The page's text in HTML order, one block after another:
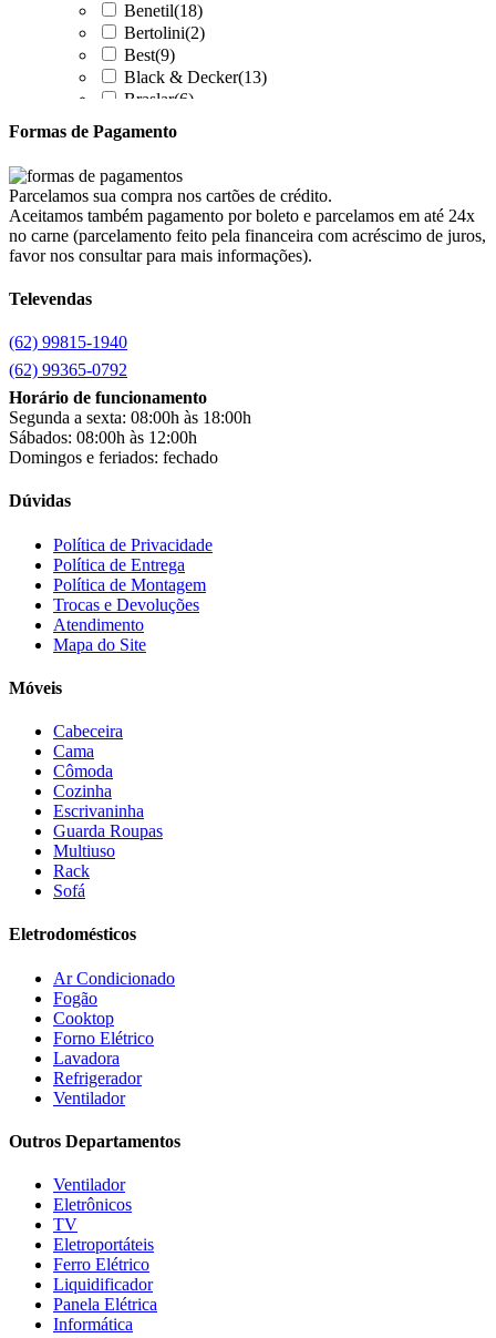
Benetil(18)
Bertolini(2)
Best(9)
Black & Decker(13)
Braslar(6)
Britânia
Cairu(7)
Canaã Moveis (0)
Canaã Móveis(2)
Carioca Móveis(8)
Clarice
clock
Colibri
Colli(53)
Colormaq(43)
Companhia do Estofado
Cotherm(2)
D' Doro Móveis
Dako(23)
Demóbile(13)
Dômina
Doripel
Estofados solar
Fischer
Giga
Gree(3)
Henn
Hisense
Hot Sat
HP
JB BECHARA
Kaiki Móveis
KAMABEL
kasper
Kaza
Leifer
Lenoxx
Formas de Pagamento
Parcelamos sua compra nos cartões de crédito.
Aceitamos também pagamento por boleto e parcelamos em até 24x
no carne (parcelamento feito pela financeira com acréscimo de juros,
favor nos consultar para mais informações).
Televendas
(62) 99815-1940
(62) 99365-0792
Horário de funcionamento
Segunda a sexta: 08:00h às 18:00h
Sábados: 08:00h às 12:00h
Domingos e feriados: fechado
Dúvidas
Política de Privacidade
Política de Entrega
Política de Montagem
Trocas e Devoluções
Atendimento
Mapa do Site
Móveis
Cabeceira
Cama
Cômoda
Cozinha
Escrivaninha
Guarda Roupas
Multiuso
Rack
Sofá
Eletrodomésticos
Ar Condicionado
Fogão
Cooktop
Forno Elétrico
Lavadora
Refrigerador
Ventilador
Outros Departamentos
Ventilador
Eletrônicos
TV
Eletroportáteis
Ferro Elétrico
Liquidificador
Panela Elétrica
Informática